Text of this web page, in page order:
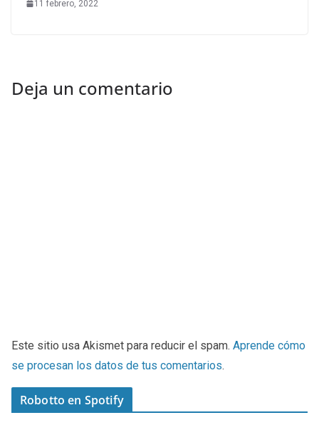
11 febrero, 2022
Deja un comentario
Este sitio usa Akismet para reducir el spam. Aprende cómo
se procesan los datos de tus comentarios.
Robotto en Spotify